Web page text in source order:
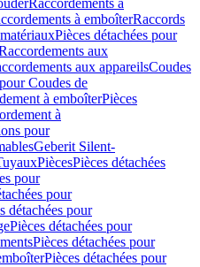
Raccordements à
à emboîterRaccords
Pièces détachées pour
aux
aux appareilsCoudes
Coudes de
à emboîterPièces
à
pour
Geberit Silent-
PiècesPièces détachées
pour
pour
détachées pour
Pièces détachées pour
Pièces détachées pour
Pièces détachées pour